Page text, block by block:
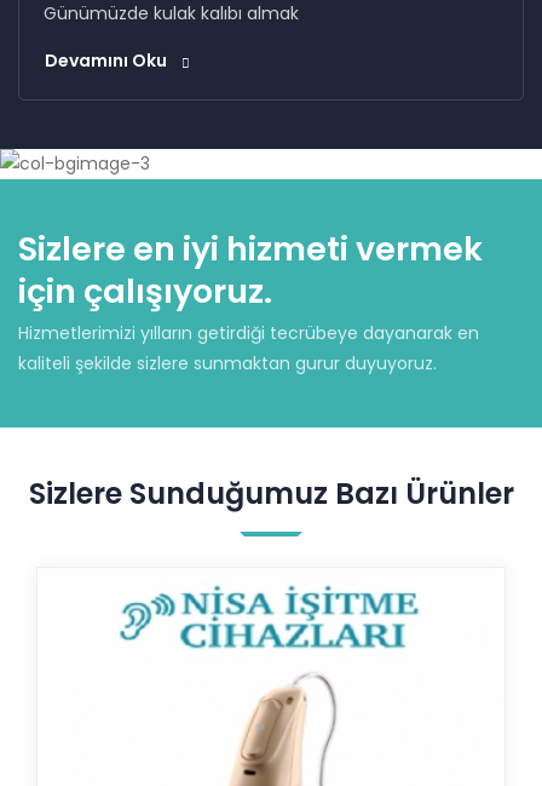
Günümüzde kulak kalıbı almak
Devamını Oku
Sizlere en iyi hizmeti vermek
için çalışıyoruz.
Hizmetlerimizi yılların getirdiği tecrübeye dayanarak en
kaliteli şekilde sizlere sunmaktan gurur duyuyoruz.
Sizlere Sunduğumuz Bazı Ürünler